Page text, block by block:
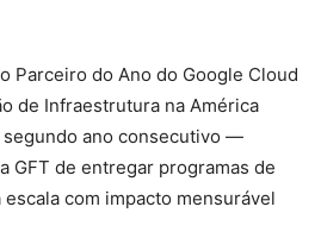
Parceiro do Ano do Google Cloud
de Infraestrutura na América
ano consecutivo —
GFT de entregar programas de
com impacto mensurável